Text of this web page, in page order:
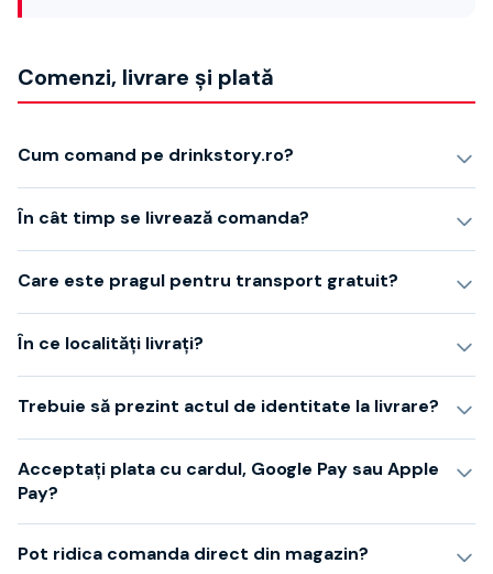
Tequila
Vermut & bitter
Traditionale
Soft Drinks
Ceai
Bauturi fine selectie
Cumperi mai mult platesti mai putin
Garantie SGR
Contact
Livrare
Termeni si conditii
Politica de confidentialitate
Intrebari frecvente
Comenzi, livrare și plată
Cum comand pe drinkstory.ro?
În cât timp se livrează comanda?
Care este pragul pentru transport gratuit?
În ce localități livrați?
Trebuie să prezint actul de identitate la livrare?
Acceptați plata cu cardul, Google Pay sau Apple
Pay?
Pot ridica comanda direct din magazin?